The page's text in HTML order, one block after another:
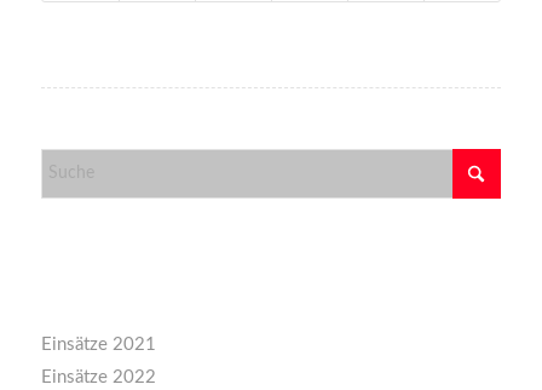
Einsätze 2021
Einsätze 2022